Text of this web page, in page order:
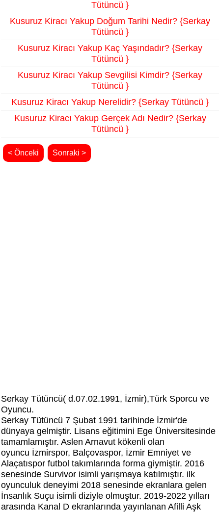
Tütüncü }
Kusuruz Kiracı Yakup Doğum Tarihi Nedir? {Serkay
Tütüncü }
Kusuruz Kiracı Yakup Kaç Yaşındadır? {Serkay
Tütüncü }
Kusuruz Kiracı Yakup Sevgilisi Kimdir? {Serkay
Tütüncü }
Kusuruz Kiracı Yakup Nerelidir? {Serkay Tütüncü }
Kusuruz Kiracı Yakup Gerçek Adı Nedir? {Serkay
Tütüncü }
< Önceki Sonraki >
Serkay Tütüncü( d.07.02.1991, İzmir),Türk Sporcu ve
Oyuncu.
Serkay Tütüncü 7 Şubat 1991 tarihinde İzmir'de
dünyaya gelmiştir. Lisans eğitimini Ege Üniversitesinde
tamamlamıştır. Aslen Arnavut kökenli olan
oyuncu İzmirspor, Balçovaspor, İzmir Emniyet ve
Alaçatıspor futbol takımlarında forma giymiştir. 2016
senesinde Survivor isimli yarışmaya katılmıştır. ilk
oyunculuk deneyimi 2018 senesinde ekranlara gelen
İnsanlık Suçu isimli diziyle olmuştur. 2019-2022 yılları
arasında Kanal D ekranlarında yayınlanan Afilli Aşk